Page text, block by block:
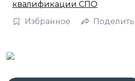
квалификации СПО
Избранное